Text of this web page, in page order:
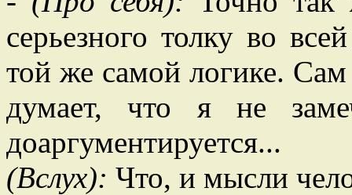
серьезного толку во
той же самой логике.
думает, что я не
доаргументируется...
(Вслух): Что, и мысли